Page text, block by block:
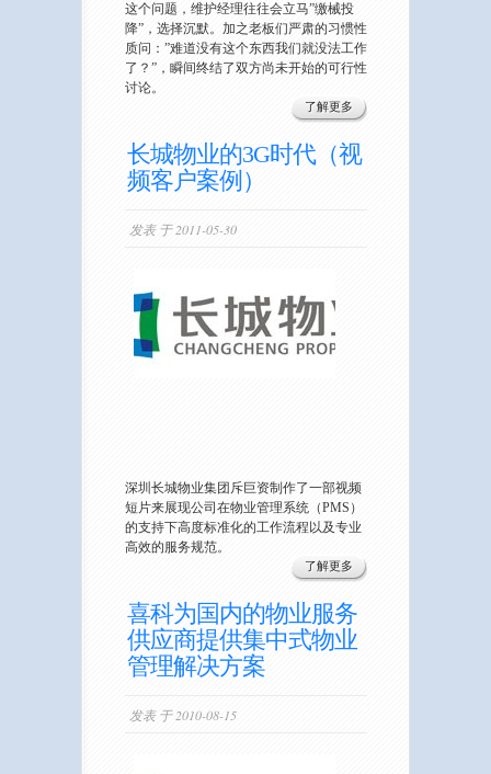
这个问题，维护经理往往会立马”缴械投
降”，选择沉默。加之老板们严肃的习惯性
质问：”难道没有这个东西我们就没法工作
了？”，瞬间终结了双方尚未开始的可行性
讨论。
了解更多
长城物业的3G时代（视
频客户案例）
发表 于 2011-05-30
深圳长城物业集团斥巨资制作了一部视频
短片来展现公司在物业管理系统（PMS）
的支持下高度标准化的工作流程以及专业
高效的服务规范。
了解更多
喜科为国内的物业服务
供应商提供集中式物业
管理解决方案
发表 于 2010-08-15